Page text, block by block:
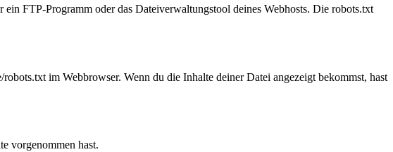
FTP-Programm oder das Dateiverwaltungstool deines Webhosts. Die robots.txt
im Webbrowser. Wenn du die Inhalte deiner Datei angezeigt bekommst, hast
vorgenommen hast.